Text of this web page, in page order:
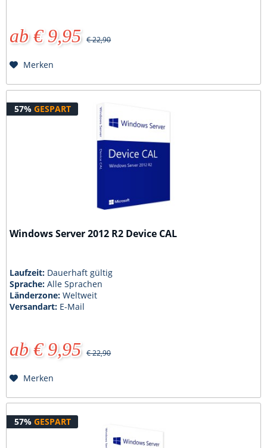
ab € 9,95 € 22,90
Merken
57% GESPART
Windows Server 2012 R2 Device CAL
Laufzeit: Dauerhaft gültig
Sprache:Alle Sprachen
Länderzone:Weltweit
Versandart: E-Mail
ab € 9,95 € 22,90
Merken
57% GESPART